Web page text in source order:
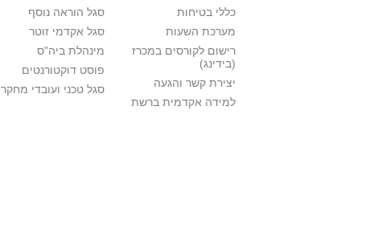
כללי בטיחות
מערכת השעות
רישום לקורסים במכרז
(בידינג)
יצירת קשר והגעה
למידה אקדמית ברשת
סגל הוראה נוסף
סגל אקדמי זוטר
מינהלת ביה"ס
פוסט דוקטורנטים
סגל טכני ועובדי מחקר